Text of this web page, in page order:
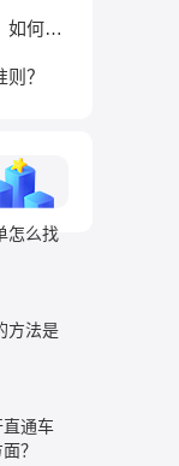
算？
？
怎么找
方法是
通车
？